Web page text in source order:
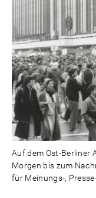
Auf dem Ost-Berliner
Morgen bis zum
für Meinungs-,